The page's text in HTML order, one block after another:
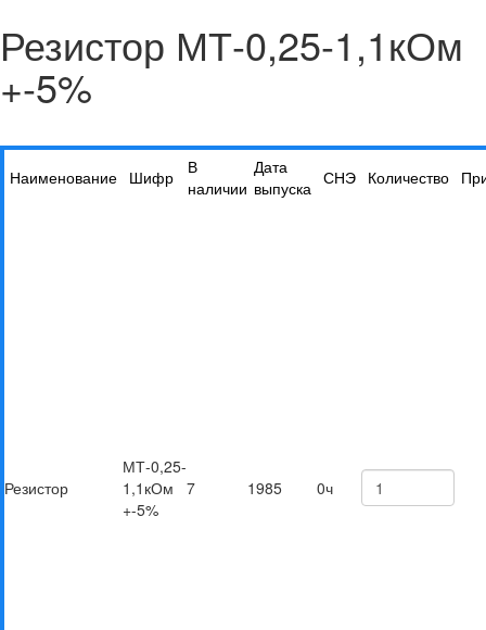
Резистор МТ-0,25-1,1кОм
+-5%
Наименование Шифр
В
наличии
Дата
выпуска СНЭ Количество
Резистор
МТ-0,25-
1,1кОм
+-5%
7 1985 0ч